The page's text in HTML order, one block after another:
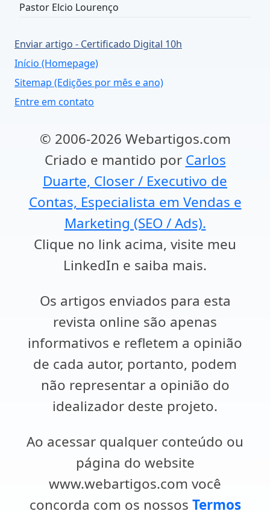
Pastor Elcio Lourenço
Enviar artigo - Certificado Digital 10h
Início (Homepage)
Sitemap (Edições por mês e ano)
Entre em contato
© 2006-2026 Webartigos.com
Criado e mantido por Carlos
Duarte, Closer / Executivo de
Contas, Especialista em Vendas e
Marketing (SEO / Ads).
Clique no link acima, visite meu
LinkedIn e saiba mais.
Os artigos enviados para esta
revista online são apenas
informativos e refletem a opinião
de cada autor, portanto, podem
não representar a opinião do
idealizador deste projeto.
Ao acessar qualquer conteúdo ou
página do website
www.webartigos.com você
concorda com os nossos Termos